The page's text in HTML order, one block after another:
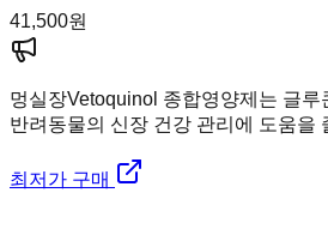
41,500원
멍실장Vetoquinol 종합영양제는 글루
반려동물의 신장 건강 관리에 도움을
최저가 구매